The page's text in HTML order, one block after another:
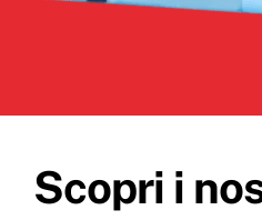
Scopri i